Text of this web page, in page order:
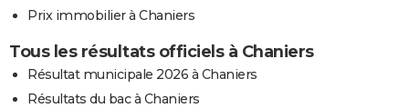
Prix immobilier à Chaniers
Tous les résultats officiels à Chaniers
Résultat municipale 2026 à Chaniers
Résultats du bac à Chaniers